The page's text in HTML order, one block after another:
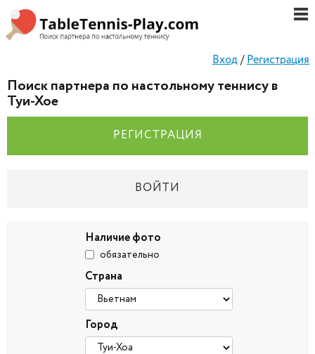
Вход/Регистрация
Поиск партнера по настольному теннису в
Туи-Хое
РЕГИСТРАЦИЯ
ВОЙТИ
Наличие фото
обязательно
Страна
Город